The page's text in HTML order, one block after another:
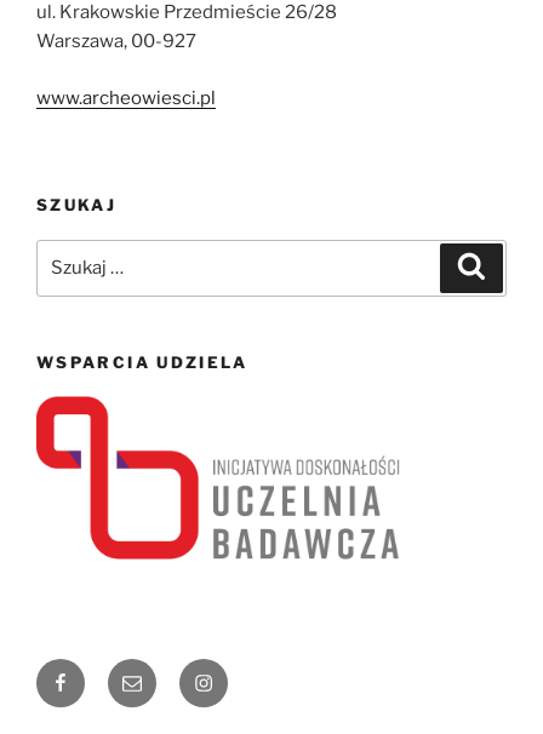
ul. Krakowskie Przedmieście 26/28
Warszawa, 00-927
www.archeowiesci.pl
SZUKAJ
WSPARCIA UDZIELA
FacebookEmail Instagram